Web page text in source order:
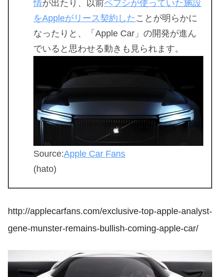
情が出たり、以前ペプシが使っていた施設
をAppleがリース契約したことが明らかに
なったりと、「Apple Car」の開発が進ん
でいると思わせる動きも見られます。
Source:Apple Car Fans
(hato)
http://applecarfans.com/exclusive-top-apple-analyst-
gene-munster-remains-bullish-coming-apple-car/